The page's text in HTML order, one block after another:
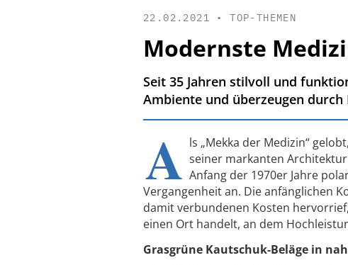
22.02.2021 •TOP-THEMEN
Modernste
Seit 35 Jahren stilvoll und
Ambiente und überzeugen
A ls „Mekka der Medizin“
seiner markanten Architektur
Anfang der 1970er Jahre
Vergangenheit an. Die anfänglichen
damit verbundenen Kosten
einen Ort handelt, an dem
Grasgrüne Kautschuk-Beläge in